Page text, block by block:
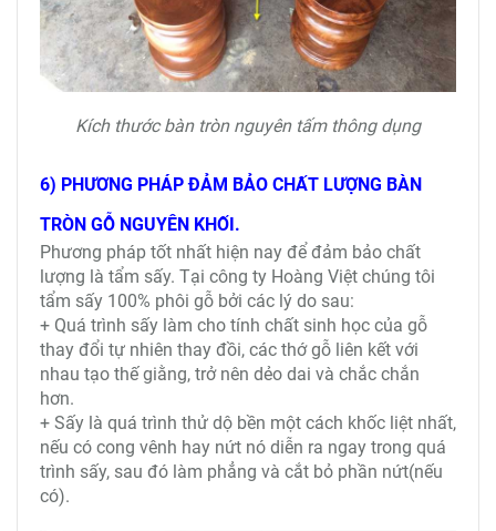
Kích thước bàn tròn nguyên tấm thông dụng
6) PHƯƠNG PHÁP ĐẢM BẢO CHẤT LƯỢNG BÀN
TRÒN GỖ NGUYÊN KHỐI.
Phương pháp tốt nhất hiện nay để đảm bảo chất
lượng là tẩm sấy. Tại công ty Hoàng Việt chúng tôi
tẩm sấy 100% phôi gỗ bởi các lý do sau:
+ Quá trình sấy làm cho tính chất sinh học của gỗ
thay đổi tự nhiên thay đồi, các thớ gỗ liên kết với
nhau tạo thế giằng, trở nên dẻo dai và chắc chắn
hơn.
+ Sấy là quá trình thử dộ bền một cách khốc liệt nhất,
nếu có cong vênh hay nứt nó diễn ra ngay trong quá
trình sấy, sau đó làm phẳng và cắt bỏ phần nứt(nếu
có).